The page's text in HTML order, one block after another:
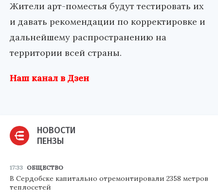
Жители арт-поместья будут тестировать их
и давать рекомендации по корректировке и
дальнейшему распространению на
территории всей страны.
Наш канал в Дзен
НОВОСТИ
ПЕНЗЫ
17:33 ОБЩЕСТВО
В Сердобске капитально отремонтировали 2358 метров
теплосетей